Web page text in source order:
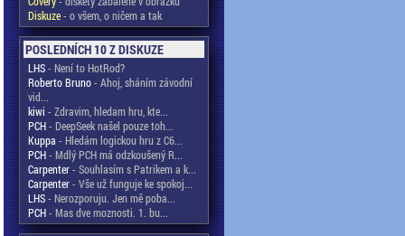
Diskuze- o všem, o ničem a tak
POSLEDNÍCH 10 Z DISKUZE
LHS- Není to HotRod?
Roberto Bruno- Ahoj, sháním závodní
vid...
kiwi - Zdravim, hledam hru, kte...
PCH- DeepSeek našel pouze toh...
Kuppa - Hledám logickou hru z C6...
PCH- Mdlý PCH má odzkoušený R...
Carpenter- Souhlasím s Patrikem a k...
Carpenter- Vše už funguje ke spokoj...
LHS- Nerozporuju. Jen mě poba...
PCH- Mas dve moznosti. 1. bu...